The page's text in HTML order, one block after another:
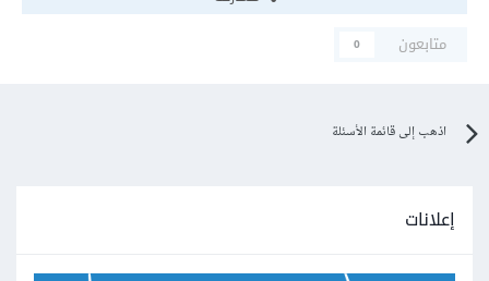
متابعون
0
اذهب إلى قائمة الأسئلة
إعلانات